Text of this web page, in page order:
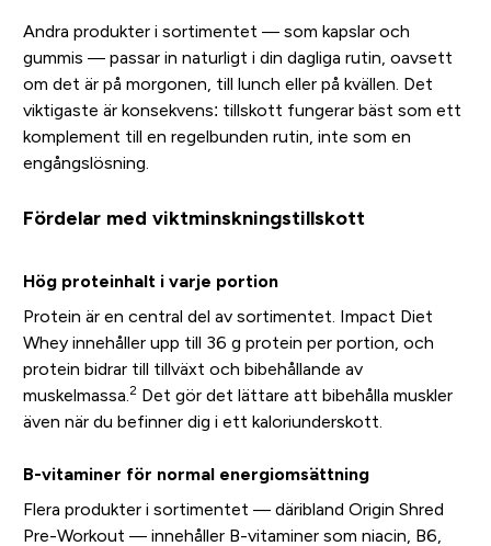
Andra produkter i sortimentet — som kapslar och
gummis — passar in naturligt i din dagliga rutin, oavsett
om det är på morgonen, till lunch eller på kvällen. Det
viktigaste är konsekvens: tillskott fungerar bäst som ett
komplement till en regelbunden rutin, inte som en
engångslösning.
Fördelar med viktminskningstillskott
Hög proteinhalt i varje portion
Protein är en central del av sortimentet. Impact Diet
Whey innehåller upp till 36 g protein per portion, och
protein bidrar till tillväxt och bibehållande av
muskelmassa. 2Det gör det lättare att bibehålla muskler
även när du befinner dig i ett kaloriunderskott.
B-vitaminer för normal energiomsättning
Flera produkter i sortimentet — däribland Origin Shred
Pre-Workout — innehåller B-vitaminer som niacin, B6,